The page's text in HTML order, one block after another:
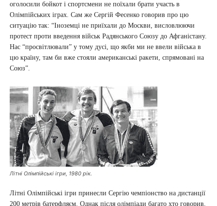
оголосили бойкот і спортсмени не поїхали брати участь в
Олімпійських іграх. Сам же Сергій Фесенко говорив про цю
ситуацію так: “Іноземці не приїхали до Москви, висловлюючи
протест проти введення військ Радянського Союзу до Афганістану.
Нас “просвітлювали” у тому дусі, що якби ми не ввели війська в
цю країну, там би вже стояли американські ракети, спрямовані на
Союз”.
Літні Олімпійські ігри, 1980 рік.
Літні Олімпійські ігри принесли Сергію чемпіонство на дистанції
200 метрів батерфляєм. Однак після олімпіади багато хто говорив,